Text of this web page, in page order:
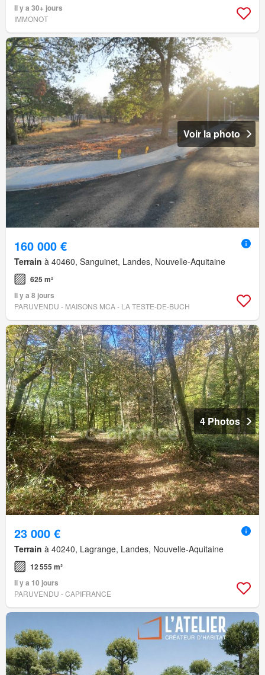
Il y a 30+ jours
IMMONOT
Voir la photo
160 000 €
Terrain à 40460, Sanguinet, Landes, Nouvelle-Aquitaine
625 m²
Il y a 8 jours
PARUVENDU - MAISONS MCA - LA TESTE-DE-BUCH
4 Photos
23 000 €
Terrain à 40240, Lagrange, Landes, Nouvelle-Aquitaine
12 555 m²
Il y a 10 jours
PARUVENDU - CAPIFRANCE